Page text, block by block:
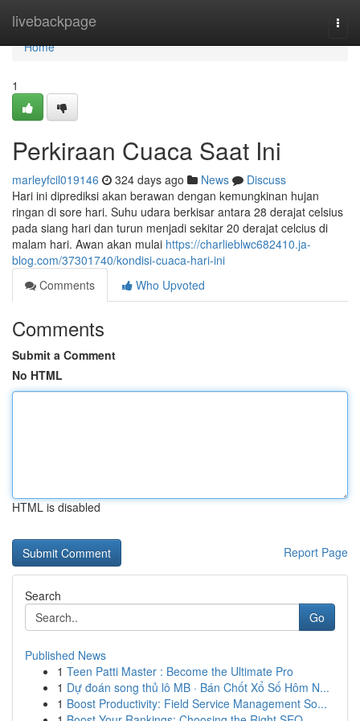
livebackpage
Home
Home
1
Perkiraan Cuaca Saat Ini
marleyfcil019146 324 days ago News
Discuss
Hari ini diprediksi akan berawan dengan kemungkinan hujan
ringan di sore hari. Suhu udara berkisar antara 28 derajat celsius
pada siang hari dan turun menjadi sekitar 20 derajat celcius di
malam hari. Awan akan mulai https://charlieblwc682410.ja-
blog.com/37301740/kondisi-cuaca-hari-ini
Comments
Who Upvoted
Comments
Submit a Comment
No HTML
HTML is disabled
Report Page
Search
Go
Published News
1 Teen Patti Master : Become the Ultimate Pro
1 Dự đoán song thủ lô MB · Bán Chốt Xổ Số Hôm N...
1 Boost Productivity: Field Service Management So...